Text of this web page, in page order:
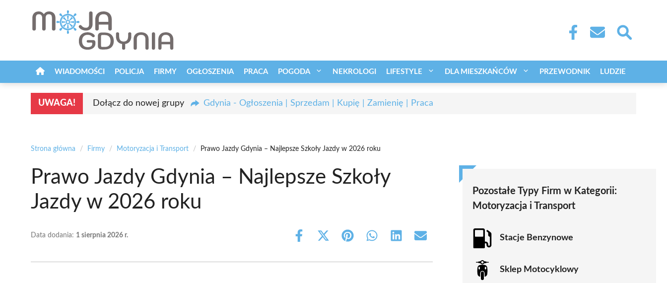
WIADOMOŚCI POLICJA FIRMY OGŁOSZENIA PRACA POGODA NEKROLOGI LIFESTYLE DLA MIESZKAŃCÓW PRZEWODNIK LUDZIE
UWAGA! Dołącz do nowej grupy Gdynia - Ogłoszenia | Sprzedam | Kupię | Zamienię | Praca
Strona główna / Firmy / Motoryzacja i Transport / Prawo Jazdy Gdynia – Najlepsze Szkoły Jazdy w 2026 roku
Prawo Jazdy Gdynia – Najlepsze Szkoły
Jazdy w 2026 roku
Data dodania: 1 sierpnia 2026 r.
Share
Share
(Twitter)
Share Share Share Share
Pozostałe Typy Firm w Kategorii:
Motoryzacja i Transport
Stacje Benzynowe
Sklep Motocyklowy